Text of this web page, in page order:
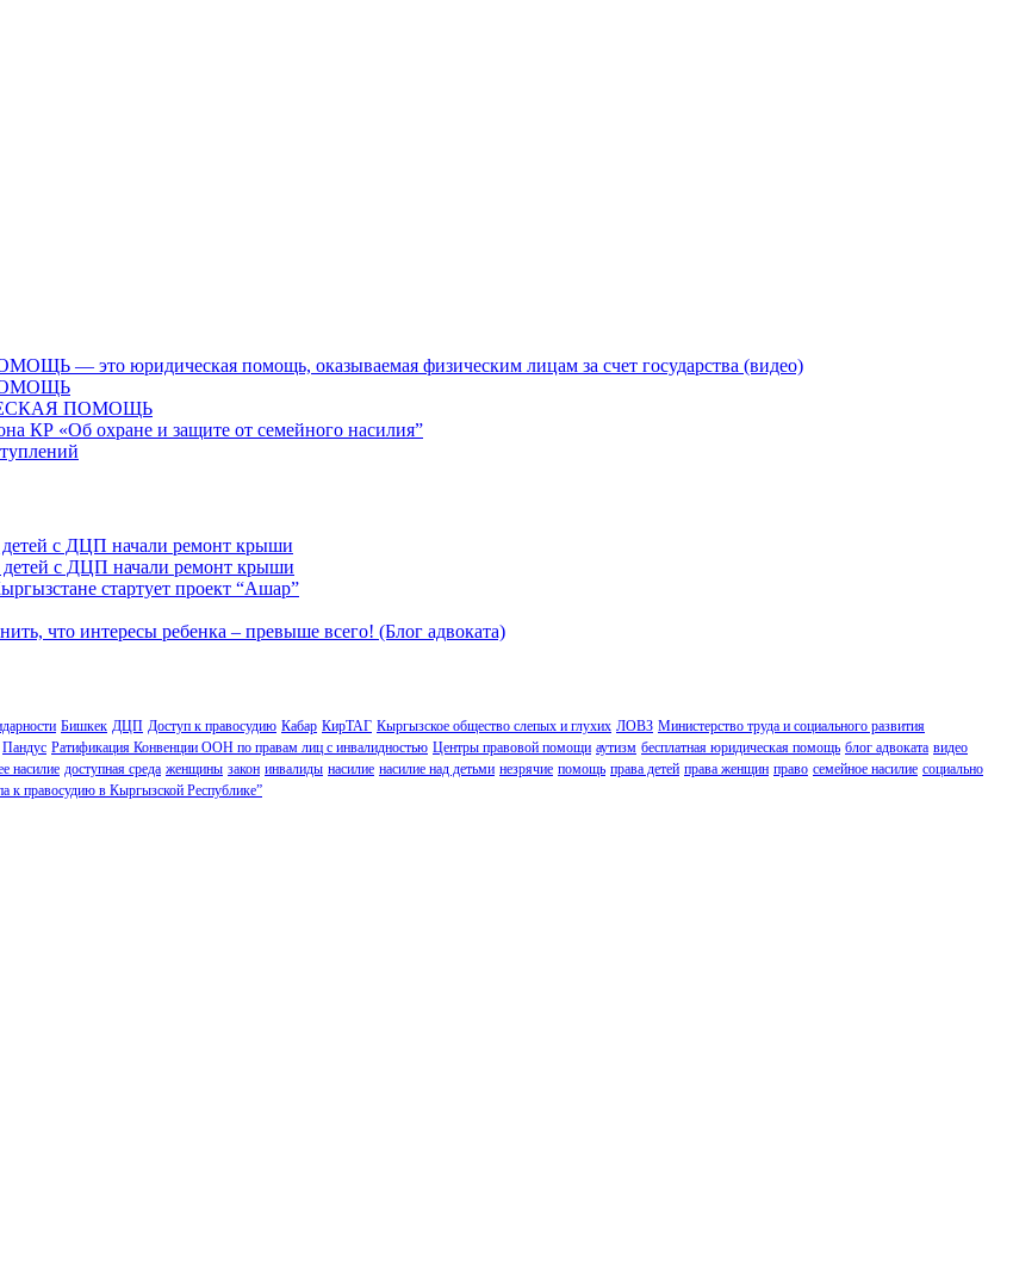
юридическая помощь, оказываемая физическим лицам за счет государства (видео)
ПОМОЩЬ
КР «Об охране и защите от семейного насилия”
с ДЦП начали ремонт крыши
с ДЦП начали ремонт крыши
стартует проект “Ашар”
что интересы ребенка – превыше всего! (Блог адвоката)
Бишкек ДЦП Доступ к правосудию Кабар КирТАГ Кыргызское общество слепых и глухих ЛОВЗ Министерство труда и социального развития
Пандус Ратификация Конвенции ООН по правам лиц с инвалидностью Центры правовой помощи аутизм бесплатная юридическая помощь блог адвоката видео
насилие доступная среда женщины закон инвалиды насилие насилие над детьми незрячие помощь права детей права женщин право семейное насилие социально
к правосудию в Кыргызской Республике”